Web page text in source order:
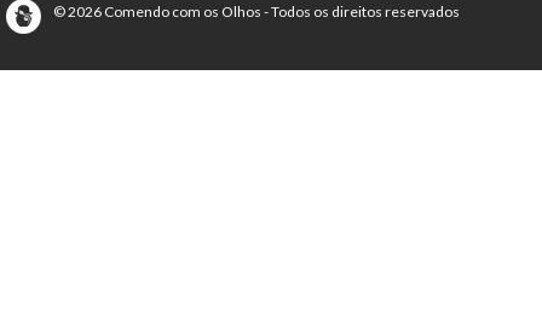
© 2026 Comendo com os Olhos - Todos os direitos reservados